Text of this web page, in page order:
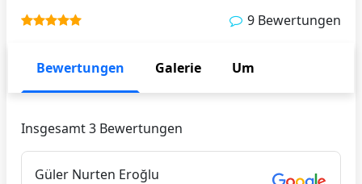
diyeceğinize eminim. Çokça başarılar dilerim hocam ve teşekkürler.
9 Bewertungen
Bewertungen Galerie Um
Insgesamt 3 Bewertungen
Güler Nurten Eroğlu